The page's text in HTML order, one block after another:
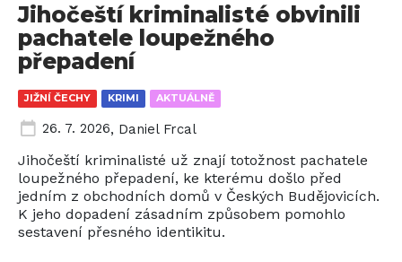
JIŽNÍ ČECHY KRIMI AKTUÁLNĚ
Jihočeští kriminalisté obvinili
pachatele loupežného
přepadení
26. 7. 2026, Daniel Frcal
Jihočeští kriminalisté už znají totožnost pachatele
loupežného přepadení, ke kterému došlo před
jedním z obchodních domů v Českých Budějovicích.
K jeho dopadení zásadním způsobem pomohlo
sestavení přesného identikitu.